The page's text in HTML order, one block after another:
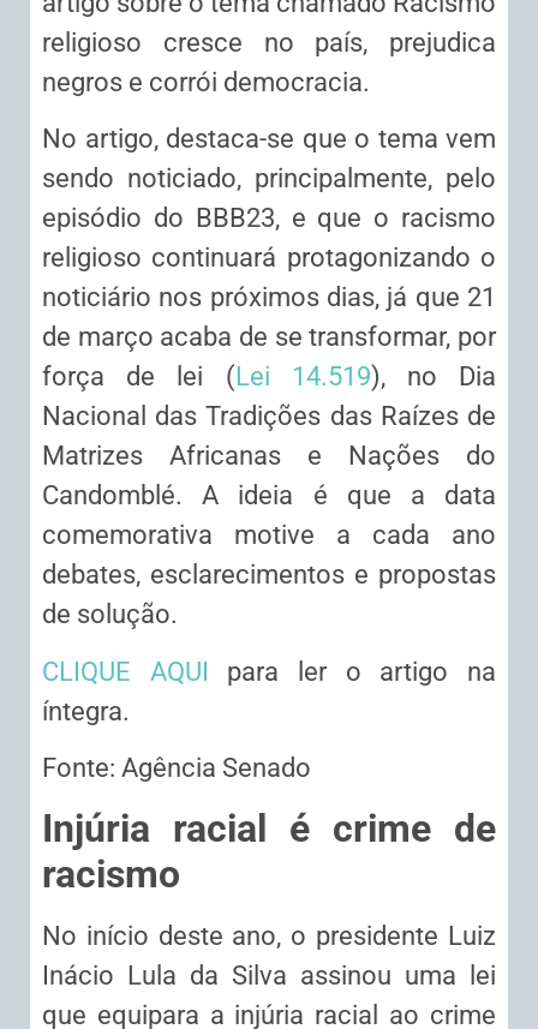
religioso cresce no país, prejudica
negros e corrói democracia.
No artigo, destaca-se que o tema vem
sendo noticiado, principalmente, pelo
episódio do BBB23, e que o racismo
religioso continuará protagonizando o
noticiário nos próximos dias, já que 21
de março acaba de se transformar, por
força de lei ( Lei 14.519), no Dia
Nacional das Tradições das Raízes de
Matrizes Africanas e Nações do
Candomblé. A ideia é que a data
comemorativa motive a cada ano
debates, esclarecimentos e propostas
de solução.
CLIQUE AQUI para ler o artigo na
íntegra.
Fonte: Agência Senado
Injúria racial é crime de
racismo
No início deste ano, o presidente Luiz
Inácio Lula da Silva assinou uma lei
que equipara a injúria racial ao crime